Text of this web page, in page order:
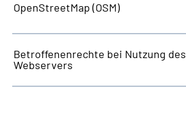
OpenStreetMap (OSM)
Betroffenenrechte bei Nutzung des
Webservers